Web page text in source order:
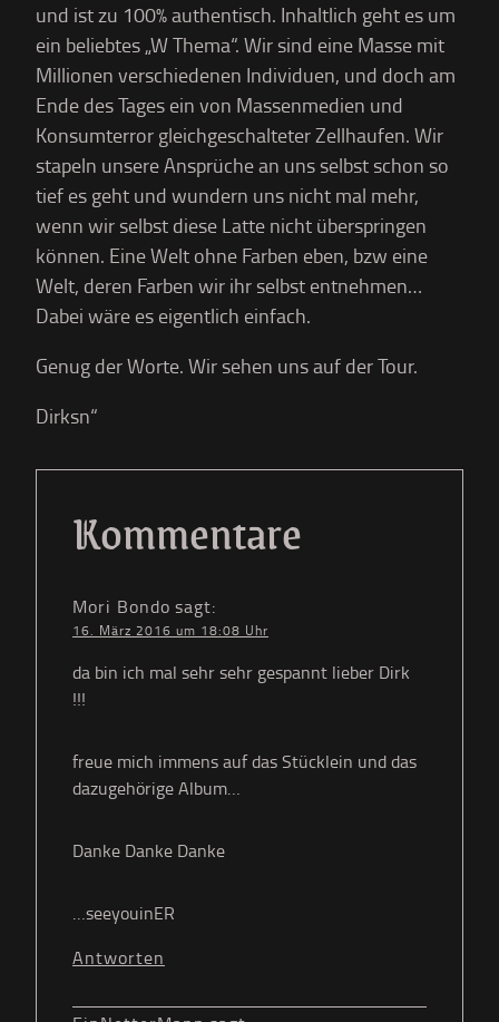
und ist zu 100% authentisch. Inhaltlich geht es um
ein beliebtes „W Thema“. Wir sind eine Masse mit
Millionen verschiedenen Individuen, und doch am
Ende des Tages ein von Massenmedien und
Konsumterror gleichgeschalteter Zellhaufen. Wir
stapeln unsere Ansprüche an uns selbst schon so
tief es geht und wundern uns nicht mal mehr,
wenn wir selbst diese Latte nicht überspringen
können. Eine Welt ohne Farben eben, bzw eine
Welt, deren Farben wir ihr selbst entnehmen…
Dabei wäre es eigentlich einfach.
Genug der Worte. Wir sehen uns auf der Tour.
Dirksn“
Kommentare
Mori Bondo sagt:
16. März 2016 um 18:08 Uhr
da bin ich mal sehr sehr gespannt lieber Dirk
!!!
freue mich immens auf das Stücklein und das
dazugehörige Album…
Danke Danke Danke
…seeyouinER
Antworten